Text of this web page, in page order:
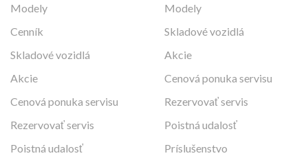
Modely
Cenník
Skladové vozidlá
Akcie
Cenová ponuka servisu
Rezervovať servis
Poistná udalosť
Modely
Skladové vozidlá
Akcie
Cenová ponuka servisu
Rezervovať servis
Poistná udalosť
Príslušenstvo